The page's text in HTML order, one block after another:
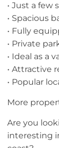
• Just a few
• Spacious
• Fully
• Private
• Ideal as a
• Attractive
• Popular
More
Are you
interesting